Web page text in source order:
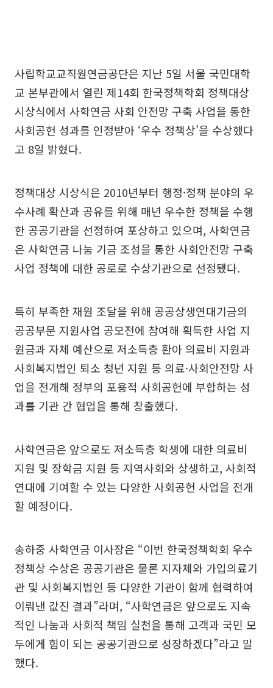
사립학교교직원연금공단은 지난 5일 서울 국민대학
교 본부관에서 열린 제14회 한국정책학회 정책대상
시상식에서 사학연금 사회 안전망 구축 사업을 통한
사회공헌 성과를 인정받아 ‘우수 정책상’을 수상했다
고 8일 밝혔다.
정책대상 시상식은 2010년부터 행정·정책 분야의 우
수사례 확산과 공유를 위해 매년 우수한 정책을 수행
한 공공기관을 선정하여 포상하고 있으며, 사학연금
은 사학연금 나눔 기금 조성을 통한 사회안전망 구축
사업 정책에 대한 공로로 수상기관으로 선정됐다.
특히 부족한 재원 조달을 위해 공공상생연대기금의
공공부문 지원사업 공모전에 참여해 획득한 사업 지
원금과 자체 예산으로 저소득층 환아 의료비 지원과
사회복지법인 퇴소 청년 지원 등 의료·사회안전망 사
업을 전개해 정부의 포용적 사회공헌에 부합하는 성
과를 기관 간 협업을 통해 창출했다.
사학연금은 앞으로도 저소득층 학생에 대한 의료비
지원 및 장학금 지원 등 지역사회와 상생하고, 사회적
연대에 기여할 수 있는 다양한 사회공헌 사업을 전개
할 예정이다.
송하중 사학연금 이사장은 “이번 한국정책학회 우수
정책상 수상은 공공기관은 물론 지자체와 가입의료기
관 및 사회복지법인 등 다양한 기관이 함께 협력하여
이뤄낸 값진 결과”라며, “사학연금은 앞으로도 지속
적인 나눔과 사회적 책임 실천을 통해 고객과 국민 모
두에게 힘이 되는 공공기관으로 성장하겠다”라고 말
했다.